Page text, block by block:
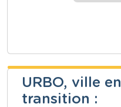
URBO, ville en
transition :